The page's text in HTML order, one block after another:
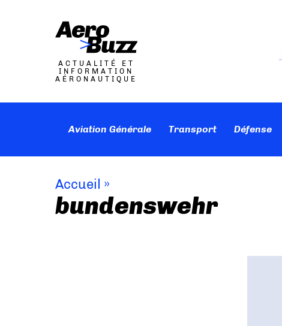
ACTUALITÉ ET
INFORMATION
AÉRONAUTIQUE
Aviation Générale Transport Défense
Accueil »
bundenswehr